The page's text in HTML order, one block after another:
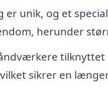
er unik, og et
herunder
tilknyttet
sikrer en